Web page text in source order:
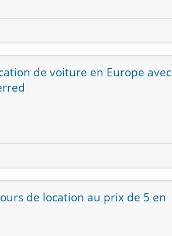
de voiture en Europe avec
de location au prix de 5 en